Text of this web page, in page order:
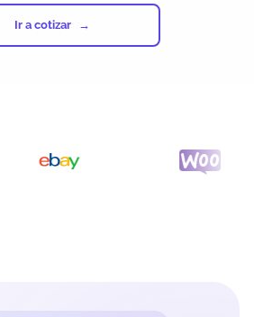
Ir a cotizar